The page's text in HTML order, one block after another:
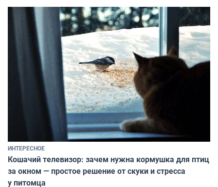
ИНТЕРЕСНОЕ
Кошачий телевизор: зачем нужна кормушка для птиц
за окном — простое решение от скуки и стресса
у питомца